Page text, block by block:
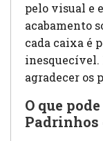
pelo visual e
acabamento
cada caixa é
inesquecível.
agradecer os
O que
Padrinhos